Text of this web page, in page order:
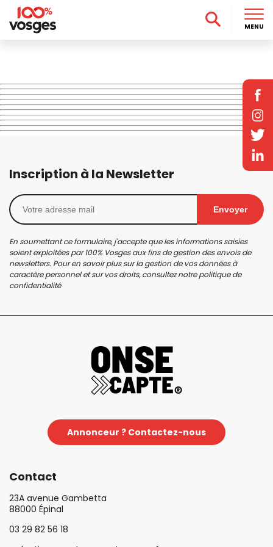
Inscription à la Newsletter
Envoyer
En soumettant ce formulaire, j'accepte que les informations saisies
soient exploitées par 100% Vosges aux fins de gestion des envois de
newsletters. Pour en savoir plus sur la gestion de vos données à
caractère personnel et sur vos droits, consultez notrepolitique de
confidentialité
Annonceur ? Contactez-nous
Contact
23A avenue Gambetta
88000 Épinal
03 29 82 56 18
MENU